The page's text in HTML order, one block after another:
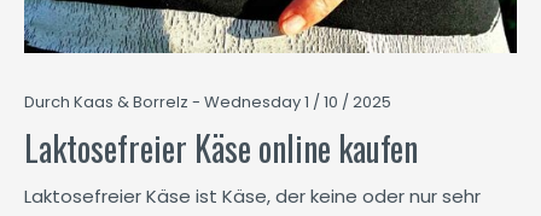
Durch Kaas & Borrelz - Wednesday 1 / 10 / 2025
Laktosefreier Käse online kaufen
Laktosefreier Käse ist Käse, der keine oder nur sehr